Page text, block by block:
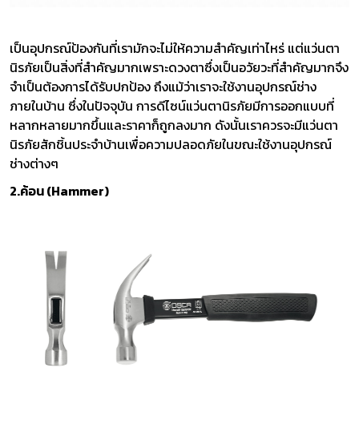
เป็นอุปกรณ์ป้องกันที่เรามักจะไม่ให้ความสำคัญเท่าไหร่ แต่แว่นตา
นิรภัยเป็นสิ่งที่สำคัญมากเพราะดวงตาซึ่งเป็นอวัยวะที่สำคัญมากจึง
จำเป็นต้องการได้รับปกป้อง ถึงแม้ว่าเราจะใช้งานอุปกรณ์ช่าง
ภายในบ้าน ซึ่งในปัจจุบัน การดีไซน์แว่นตานิรภัยมีการออกแบบที่
หลากหลายมากขึ้นและราคาก็ถูกลงมาก ดังนั้นเราควรจะมีแว่นตา
นิรภัยสักชิ้นประจำบ้านเพื่อความปลอดภัยในขณะใช้งานอุปกรณ์
ช่างต่างๆ
2.ค้อน (Hammer)